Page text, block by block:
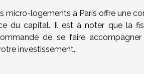
micro-logements à Paris offre une
du capital. Il est à noter que la
de se faire
investissement.